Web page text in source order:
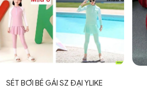
SÉT BƠI BÉ GÁI SZ ĐẠI YLIKE